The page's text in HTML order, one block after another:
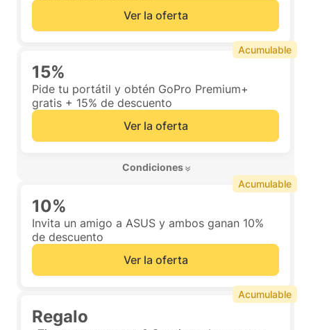
Ver la oferta
15%
Pide tu portátil y obtén GoPro Premium+
gratis + 15% de descuento
Ver la oferta
Condiciones
Acumulable
10%
Invita un amigo a ASUS y ambos ganan 10%
de descuento
Ver la oferta
Acumulable
Regalo
Acumulable